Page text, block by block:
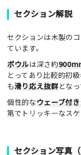
セクション解説
セクションは木製の
ています。
ボウルは深さ約
とってあり比較的初
も滑り応え抜群となっ
個性的なウェーブ付
第でトリッキーなス
セクション写真（